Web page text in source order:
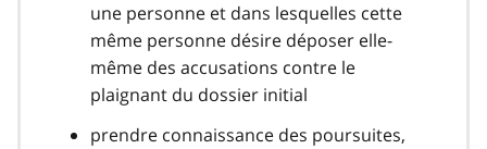
une personne et dans lesquelles cette
même personne désire déposer elle-
même des accusations contre le
plaignant du dossier initial
prendre connaissance des poursuites,